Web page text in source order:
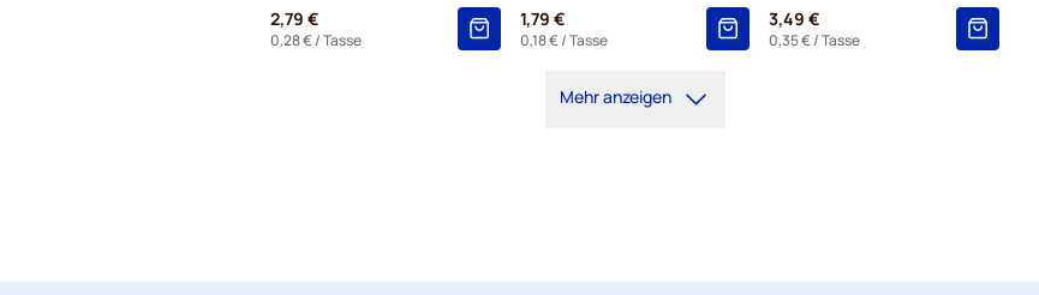
2,79 €
0,28 €/ Tasse
1,79 €
0,18 €/ Tasse
3,49 €
0,35 €/ Tasse
Mehr anzeigen